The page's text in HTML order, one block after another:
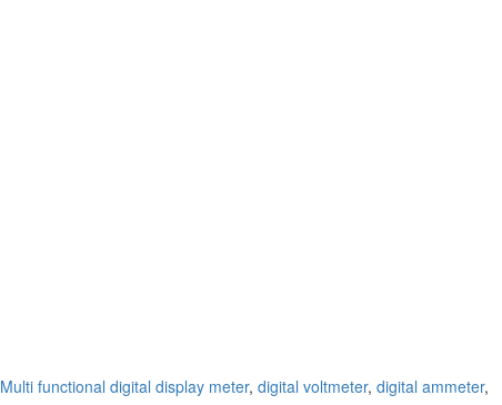
Multi functional digital display meter, digital voltmeter, digital ammeter,